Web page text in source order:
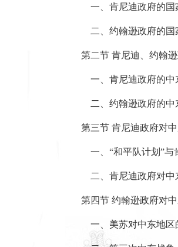
一、肯尼迪政府的国
二、约翰逊政府的国
第二节 肯尼迪、约翰
一、肯尼迪政府的中
二、约翰逊政府的中
第三节 肯尼迪政府对
一、“和平队计划”
二、肯尼迪政府对
第四节 约翰逊政府对
一、美苏对中东地区